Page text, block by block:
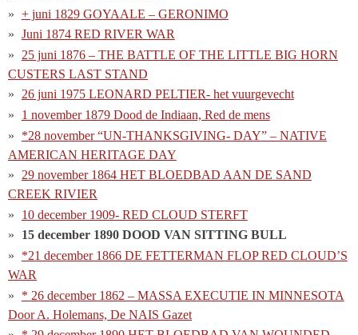
+ juni 1829 GOYAALE – GERONIMO
Juni 1874 RED RIVER WAR
25 juni 1876 – THE BATTLE OF THE LITTLE BIG HORN
CUSTERS LAST STAND
26 juni 1975 LEONARD PELTIER- het vuurgevecht
1 november 1879 Dood de Indiaan, Red de mens
*28 november “UN-THANKSGIVING- DAY” – NATIVE
AMERICAN HERITAGE DAY
29 november 1864 HET BLOEDBAD AAN DE SAND
CREEK RIVIER
10 december 1909- RED CLOUD STERFT
15 december 1890 DOOD VAN SITTING BULL
*21 december 1866 DE FETTERMAN FLOP RED CLOUD’S
WAR
* 26 december 1862 – MASSA EXECUTIE IN MINNESOTA
Door A. Holemans, De NAIS Gazet